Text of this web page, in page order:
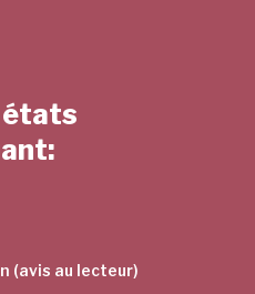
états
(avis au lecteur)